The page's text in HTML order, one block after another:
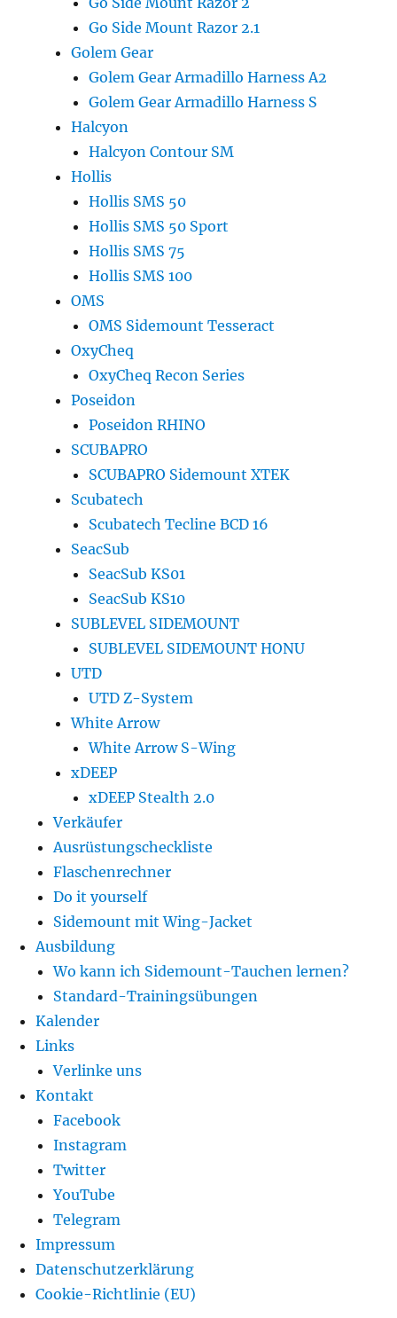
Go Side Mount Razor 2.1
Golem Gear
Golem Gear Armadillo Harness A2
Golem Gear Armadillo Harness S
Halcyon
Halcyon Contour SM
Hollis
Hollis SMS 50
Hollis SMS 50 Sport
Hollis SMS 75
Hollis SMS 100
OMS
OMS Sidemount Tesseract
OxyCheq
OxyCheq Recon Series
Poseidon
Poseidon RHINO
SCUBAPRO
SCUBAPRO Sidemount XTEK
Scubatech
Scubatech Tecline BCD 16
SeacSub
SeacSub KS01
SeacSub KS10
SUBLEVEL SIDEMOUNT
SUBLEVEL SIDEMOUNT HONU
UTD
UTD Z-System
White Arrow
White Arrow S-Wing
xDEEP
xDEEP Stealth 2.0
Verkäufer
Ausrüstungscheckliste
Flaschenrechner
Do it yourself
Sidemount mit Wing-Jacket
Ausbildung
Wo kann ich Sidemount-Tauchen lernen?
Standard-Trainingsübungen
Kalender
Links
Verlinke uns
Kontakt
Facebook
Instagram
Twitter
YouTube
Telegram
Impressum
Datenschutzerklärung
Cookie-Richtlinie (EU)